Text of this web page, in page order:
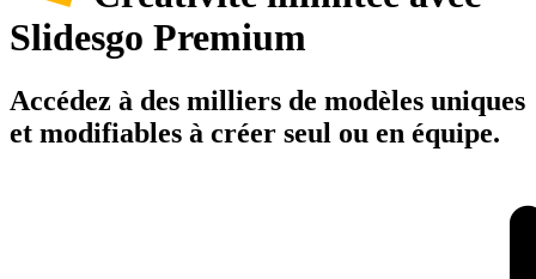
Slidesgo Premium
Accédez à des milliers de modèles uniques
et modifiables à créer seul ou en équipe.